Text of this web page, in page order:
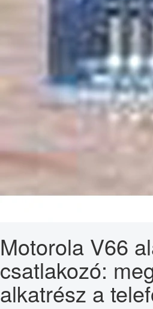
Motorola V66
csatlakozó:
alkatrész a